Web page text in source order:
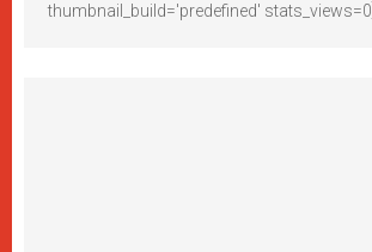
thumbnail_build='predefined' stats_views=0]